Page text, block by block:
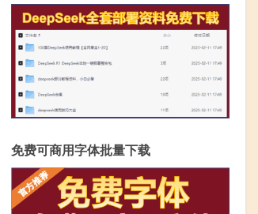
免费可商用字体批量下载